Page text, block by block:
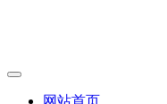
网站首页